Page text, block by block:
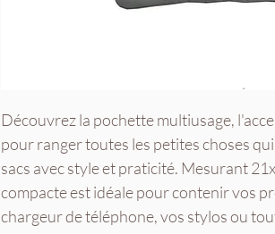
Découvrez la pochette multiusage,
pour ranger toutes les petites choses
sacs avec style et praticité. Mesurant
compacte est idéale pour contenir vos
chargeur de téléphone, vos stylos ou